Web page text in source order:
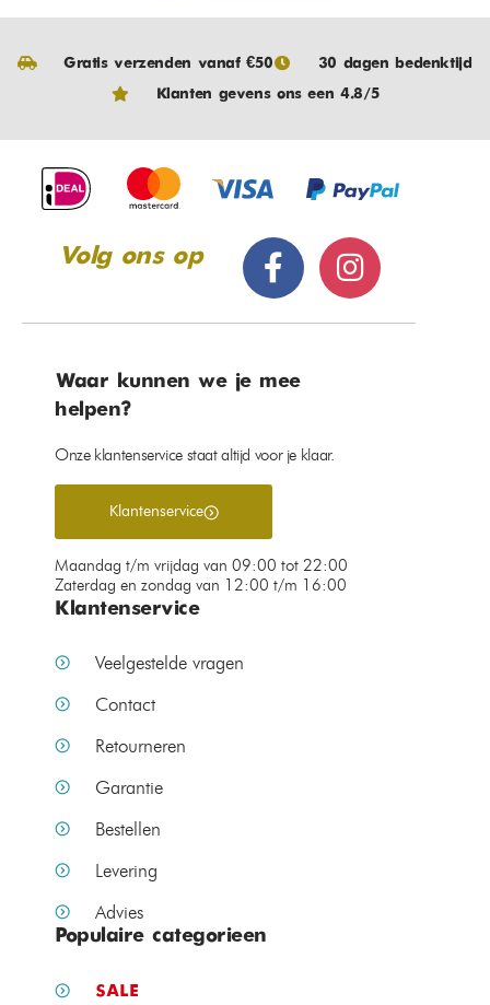
Gratis verzenden vanaf €50
30 dagen bedenktijd
Klanten gevens ons een 4.8/5
Volg ons op
Waar kunnen we je mee
helpen?
Onze klantenservice staat altijd voor je klaar.
Klantenservice
Maandag t/m vrijdag van 09:00 tot 22:00
Zaterdag en zondag van 12:00 t/m 16:00
Klantenservice
Veelgestelde vragen
Contact
Retourneren
Garantie
Bestellen
Levering
Advies
Populaire categorieen
SALE